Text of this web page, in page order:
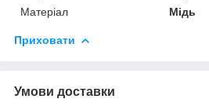
Матеріал
Мідь
Приховати
Умови доставки